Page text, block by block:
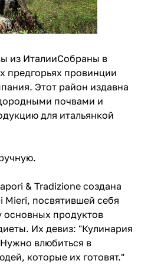
из ИталииСобраны в
предгорьях провинции
Этот район издавна
почвами и
для итальянкой
& Tradizione создана
Mieri, посвятившей себя
продуктов
Их девиз: "Кулинария
влюбиться в
которые их готовят."